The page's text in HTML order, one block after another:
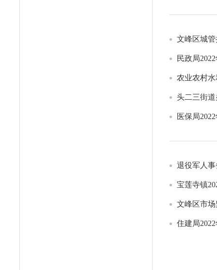
文峰区城
民政局
农业农村
头二三街
医保局
退役军人
宝莲寺镇
文峰区市
住建局